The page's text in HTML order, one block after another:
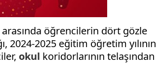
öğrencilerin dört gözle
2024-2025 eğitim öğretim yılının
okul koridorlarının telaşından